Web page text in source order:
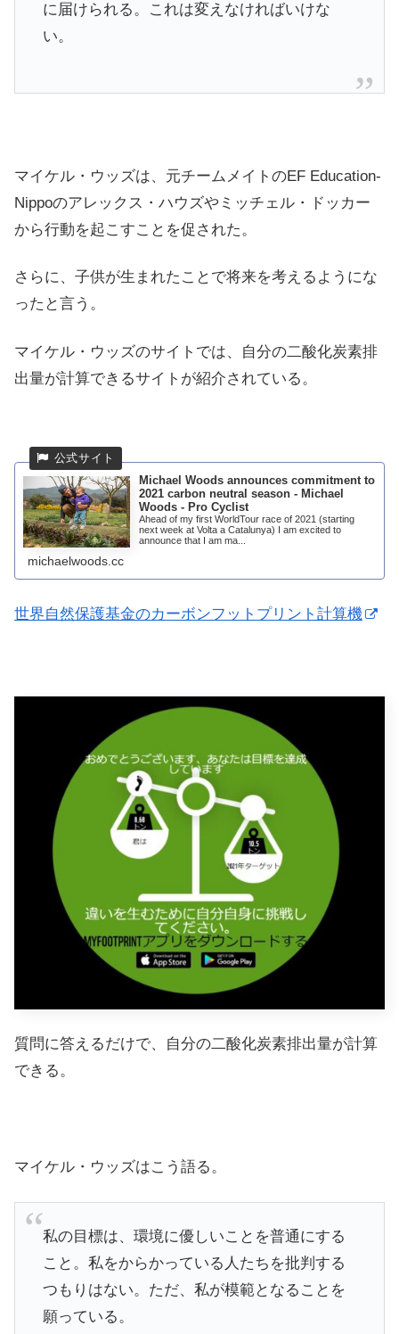
に届けられる。これは変えなければいけな
い。
マイケル・ウッズは、元チームメイトのEF Education-
Nippoのアレックス・ハウズやミッチェル・ドッカー
から行動を起こすことを促された。
さらに、子供が生まれたことで将来を考えるようにな
ったと言う。
マイケル・ウッズのサイトでは、自分の二酸化炭素排
出量が計算できるサイトが紹介されている。
Michael Woods announces commitment to
2021 carbon neutral season - Michael
Woods - Pro Cyclist
Ahead of my first WorldTour race of 2021 (starting
next week at Volta a Catalunya) I am excited to
announce that I am ma...
michaelwoods.cc
世界自然保護基金のカーボンフットプリント計算機
質問に答えるだけで、自分の二酸化炭素排出量が計算
できる。
マイケル・ウッズはこう語る。
私の目標は、環境に優しいことを普通にする
こと。私をからかっている人たちを批判する
つもりはない。ただ、私が模範となることを
願っている。